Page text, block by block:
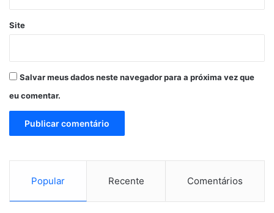
Site
Salvar meus dados neste navegador para a próxima vez que
eu comentar.
Popular Recente Comentários